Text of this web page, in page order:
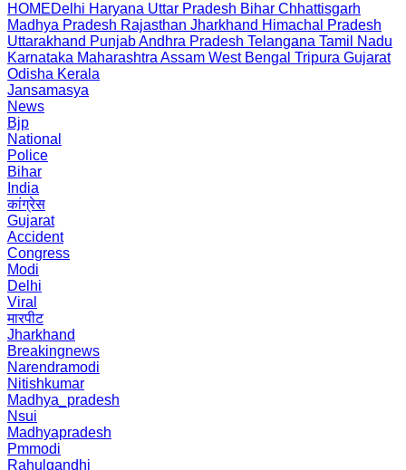
HOMEDelhi Haryana Uttar Pradesh Bihar Chhattisgarh
Madhya Pradesh Rajasthan Jharkhand Himachal Pradesh
Uttarakhand PunjabAndhra Pradesh Telangana Tamil Nadu
Karnataka Maharashtra Assam West Bengal Tripura Gujarat
Odisha Kerala
Jansamasya
News
Bjp
National
Police
Bihar
India
कांग्रेस
Gujarat
Accident
Congress
Modi
Delhi
Viral
मारपीट
Jharkhand
Breakingnews
Narendramodi
Nitishkumar
Madhya_pradesh
Nsui
Madhyapradesh
Pmmodi
Rahulgandhi